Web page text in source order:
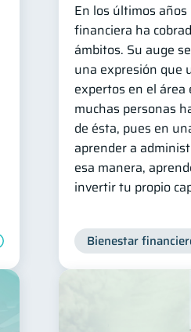
Finanzas para jóvenes Manejo
En los últimos
financiera ha
ámbitos. Su auge
una expresión que
expertos en el área
muchas personas
de ésta, pues en
aprender a
esa manera,
invertir tu propio
Bienestar